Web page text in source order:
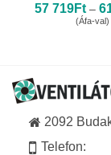
57 719Ft –
(Áfa-val)
2092
Telefon: